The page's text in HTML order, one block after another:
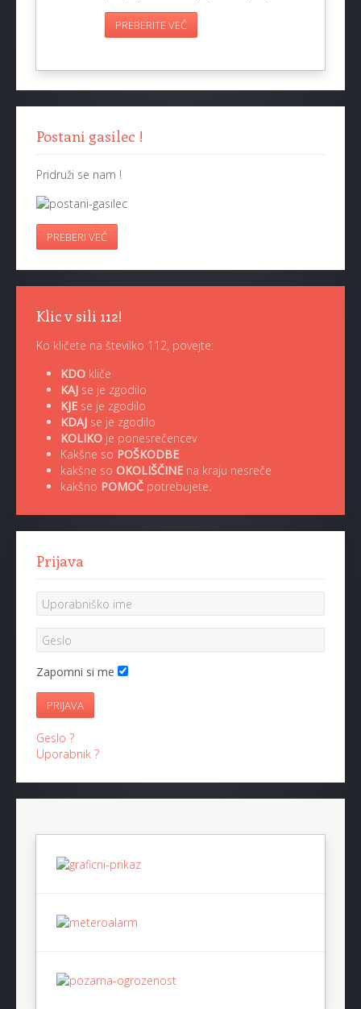
PREBERITE VEČ
Postani gasilec !
Pridruži se nam !
PREBERI VEČ
Klic v sili 112!
Ko kličete na številko 112, povejte:
KDO kliče
KAJ se je zgodilo
KJE se je zgodilo
KDAJ se je zgodilo
KOLIKO je ponesrečencev
Kakšne so POŠKODBE
kakšne so OKOLIŠČINE na kraju nesreče
kakšno POMOČ potrebujete.
Prijava
Zapomni si me
PRIJAVA
Geslo ?
Uporabnik ?